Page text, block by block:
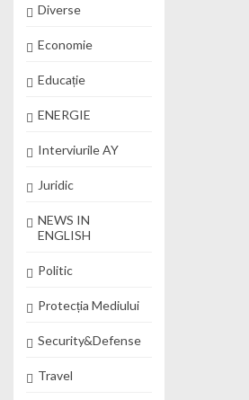
Diverse
Economie
Educație
ENERGIE
Interviurile AY
Juridic
NEWS IN
ENGLISH
Politic
Protecția Mediului
Security&Defense
Travel